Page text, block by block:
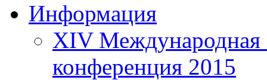
Информация
XIV Международная
конференция 2015